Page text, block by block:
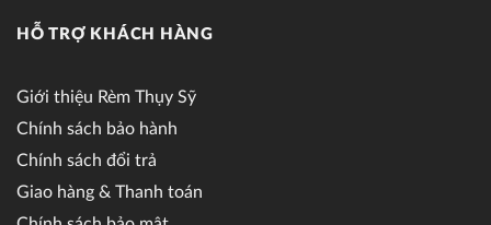
HỖ TRỢ KHÁCH HÀNG
Giới thiệu Rèm Thụy Sỹ
Chính sách bảo hành
Chính sách đổi trả
Giao hàng & Thanh toán